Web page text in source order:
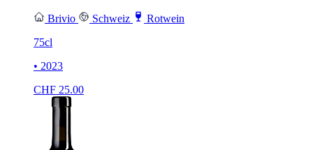
Brivio Schweiz
Rotwein
75cl
• 2023
CHF 25.00